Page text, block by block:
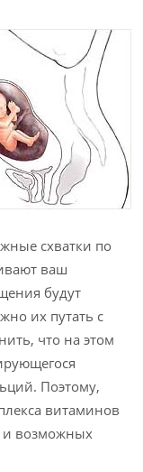
схватки по
ваш
будут
их путать с
что на этом
Поэтому,
витаминов
и возможных